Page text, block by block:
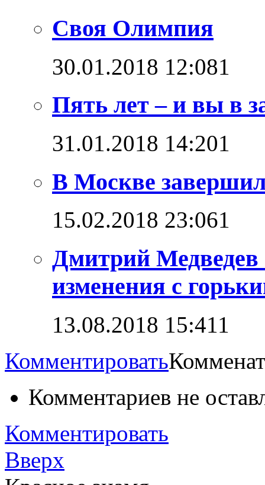
Своя Олимпия
30.01.2018 12:081
Пять лет – и вы в
31.01.2018 14:201
В Москве
15.02.2018 23:061
Дмитрий Медведев
изменения с
13.08.2018 15:411
Комментировать
Комментариев не
Комментировать
Вверх